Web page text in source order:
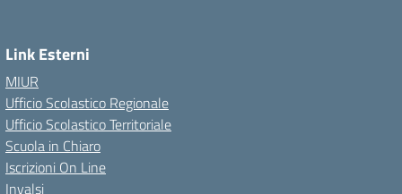
Link Esterni
MIUR
Ufficio Scolastico Regionale
Ufficio Scolastico Territoriale
Scuola in Chiaro
Iscrizioni On Line
Invalsi